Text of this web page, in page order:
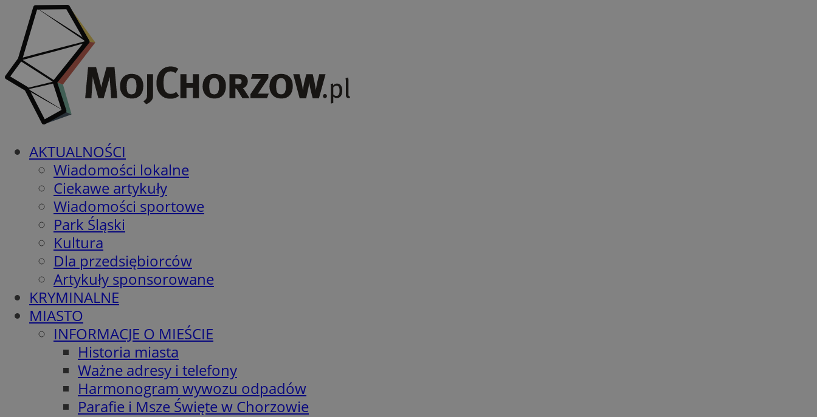
AKTUALNOŚCI
Wiadomości lokalne
Ciekawe artykuły
Wiadomości sportowe
Park Śląski
Kultura
Dla przedsiębiorców
Artykuły sponsorowane
KRYMINALNE
MIASTO
INFORMACJE O MIEŚCIE
Historia miasta
Ważne adresy i telefony
Harmonogram wywozu odpadów
Parafie i Msze Święte w Chorzowie